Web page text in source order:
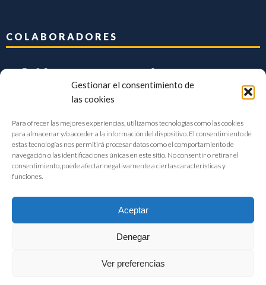
Gestionar el consentimiento de
las cookies
Para ofrecer las mejores experiencias, utilizamos tecnologías como las cookies
para almacenar y/o acceder a la información del dispositivo. El consentimiento de
estas tecnologías nos permitirá procesar datos como el comportamiento de
navegación o las identificaciones únicas en este sitio. No consentir o retirar el
consentimiento, puede afectar negativamente a ciertas características y
funciones.
Aceptar
Denegar
Ver preferencias
COLABORADORES
FIAB Federación Española de Industrias de la Alimentación y Bebidas